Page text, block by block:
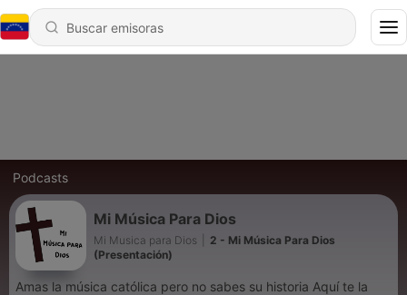
Podcasts
Mi Música Para Dios
Mi Musica para Dios
2 - Mi Música Para Dios
(Presentación)
Amas la música católica pero no sabes su historia Aquí te la